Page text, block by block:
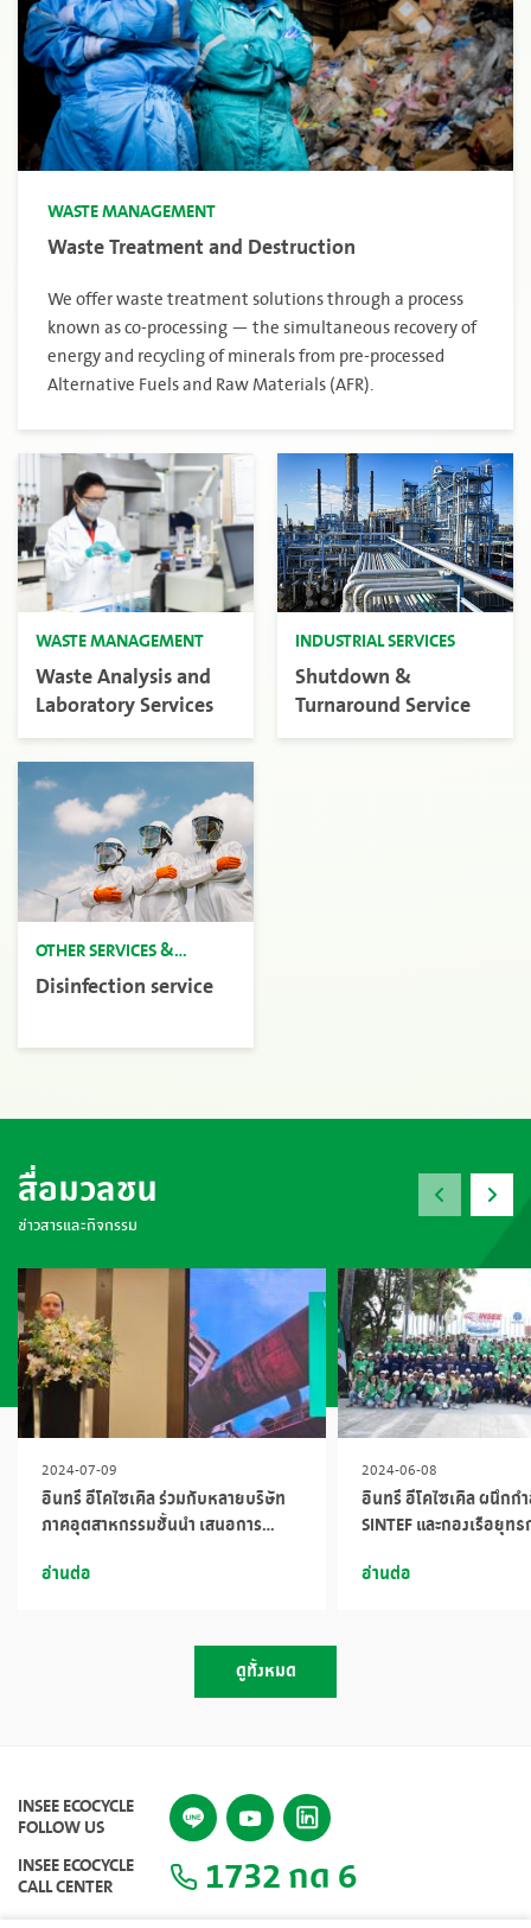
WASTE MANAGEMENT
Waste Treatment and Destruction
We offer waste treatment solutions through a process
known as co-processing — the simultaneous recovery of
energy and recycling of minerals from pre-processed
Alternative Fuels and Raw Materials (AFR).
WASTE MANAGEMENT
Waste Analysis and
Laboratory Services
INDUSTRIAL SERVICES
Shutdown &
Turnaround Service
OTHER SERVICES &
SOLUTIONS
Disinfection service
สื่อมวลชน
ข่าวสารและกิจกรรม
2024-07-09
อินทรี อีโคไซเคิล ร่วมกับหลายบริษัท
ภาคอุตสาหกรรมชั้นนำ เสนอการ
สัมมนาเทคโนโลยีสิ่งแวดล้อมระหว่าง
อ่านต่อ
2024-06-08
อินทรี อีโคไซเคิล ผนึกก
SINTEF และกองเรือยุทธการ เ
สู่ทะเล
อ่านต่อ
ดูทั้งหมด
INSEE ECOCYCLE
FOLLOW US
INSEE ECOCYCLE
CALL CENTER 1732 กด 6